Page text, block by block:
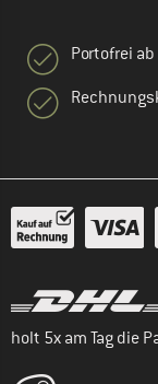
Portofrei
holt 5x am Tag die